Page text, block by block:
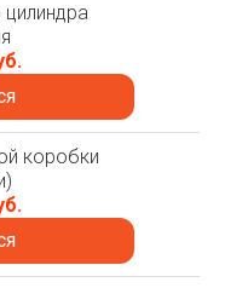
коробки